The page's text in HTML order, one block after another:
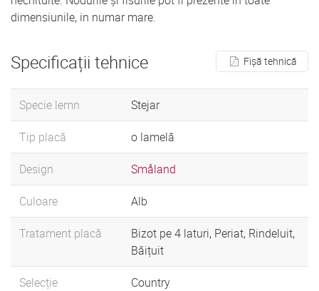
dimensiunile, in numar mare.
Specificații tehnice Fișă tehnică
Specie lemn Stejar
Tip placă o lamelă
Design Småland
Culoare Alb
Tratament placă
Bizot pe 4 laturi, Periat, Rindeluit,
Băițuit
Selecție Country